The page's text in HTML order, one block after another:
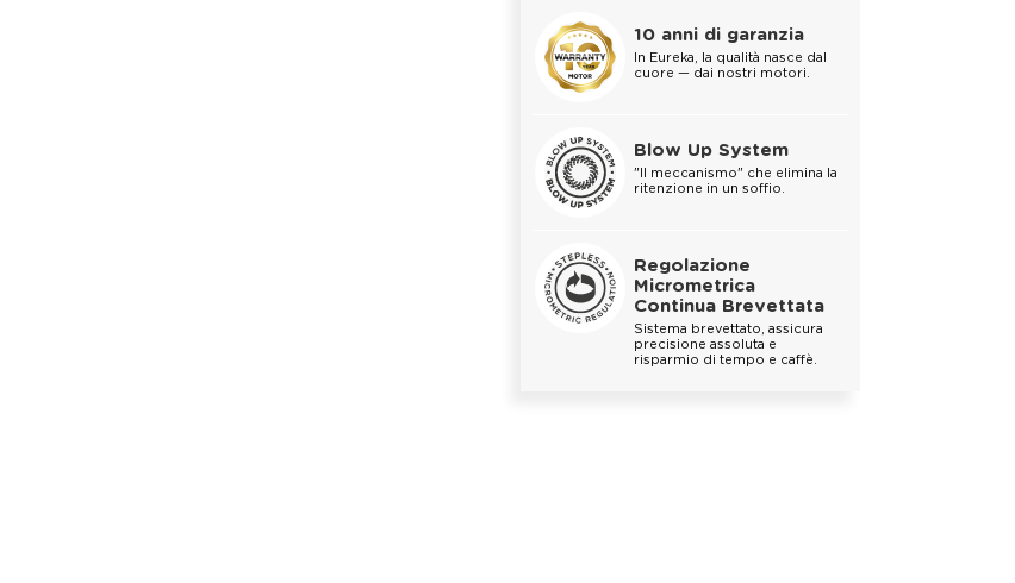
10 anni di garanzia
In Eureka, la qualità nasce dal
cuore — dai nostri motori.
Blow Up System
"Il meccanismo" che elimina la
ritenzione in un soffio.
Regolazione
Micrometrica
Continua Brevettata
Sistema brevettato, assicura
precisione assoluta e
risparmio di tempo e caffè.